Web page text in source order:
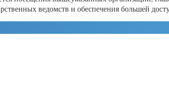
ведомств и обеспечения большей